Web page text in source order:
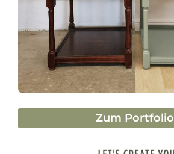
Zum Portfolio